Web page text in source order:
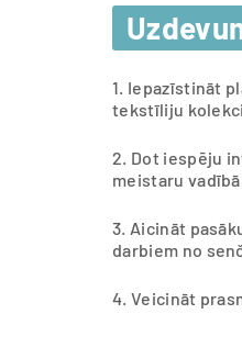
1. Iepazīstināt
tekstīliju
2. Dot iespēju
meistaru
3. Aicināt
darbiem no
4. Veicināt